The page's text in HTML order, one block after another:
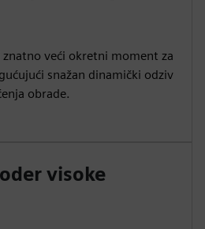
veći okretni moment za
snažan dinamički odziv
obrade.
visoke